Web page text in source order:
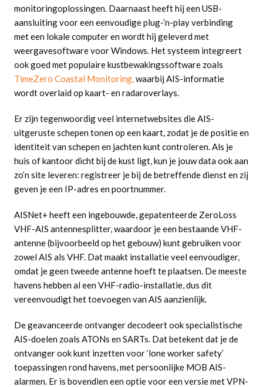
monitoringoplossingen. Daarnaast heeft hij een USB-
aansluiting voor een eenvoudige plug-’n-play verbinding
met een lokale computer en wordt hij geleverd met
weergavesoftware voor Windows. Het systeem integreert
ook goed met populaire kustbewakingssoftware zoals
TimeZero Coastal Monitoring,waarbij AIS-informatie
wordt overlaid op kaart- en radaroverlays.
Er zijn tegenwoordig veel internetwebsites die AIS-
uitgeruste schepen tonen op een kaart, zodat je de positie en
identiteit van schepen en jachten kunt controleren. Als je
huis of kantoor dicht bij de kust ligt, kun je jouw data ook aan
zo’n site leveren: registreer je bij de betreffende dienst en zij
geven je een IP-adres en poortnummer.
AISNet+ heeft een ingebouwde, gepatenteerde ZeroLoss
VHF-AIS antennesplitter, waardoor je een bestaande VHF-
antenne (bijvoorbeeld op het gebouw) kunt gebruiken voor
zowel AIS als VHF. Dat maakt installatie veel eenvoudiger,
omdat je geen tweede antenne hoeft te plaatsen. De meeste
havens hebben al een VHF-radio-installatie, dus dit
vereenvoudigt het toevoegen van AIS aanzienlijk.
De geavanceerde ontvanger decodeert ook specialistische
AIS-doelen zoals ATONs en SARTs. Dat betekent dat je de
ontvanger ook kunt inzetten voor ‘lone worker safety’
toepassingen rond havens, met persoonlijke MOB AIS-
alarmen. Er is bovendien een optie voor een versie met VPN-